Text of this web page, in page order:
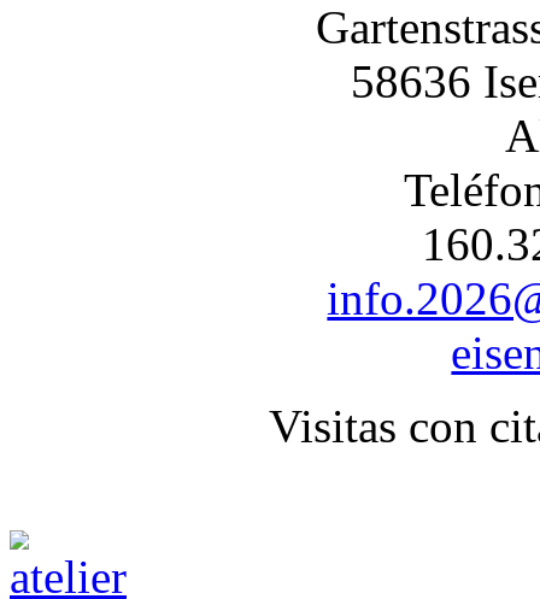
58636
Visitas con